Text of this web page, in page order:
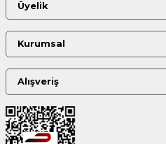
Üyelik
Kurumsal
Alışveriş